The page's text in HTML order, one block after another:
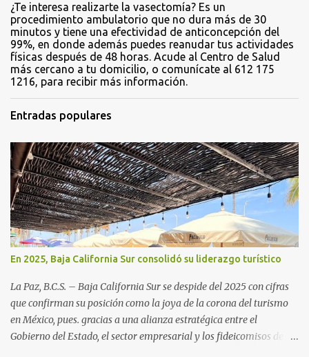
¿Te interesa realizarte la vasectomía? Es un
procedimiento ambulatorio que no dura más de 30
minutos y tiene una efectividad de anticoncepción del
99%, en donde además puedes reanudar tus actividades
físicas después de 48 horas. Acude al Centro de Salud
más cercano a tu domicilio, o comunícate al 612 175
1216, para recibir más información.
Entradas populares
En 2025, Baja California Sur consolidó su liderazgo turístico
La Paz, B.C.S. – Baja California Sur se despide del 2025 con cifras
que confirman su posición como la joya de la corona del turismo
en México, pues. gracias a una alianza estratégica entre el
Gobierno del Estado, el sector empresarial y los fideicomisos de